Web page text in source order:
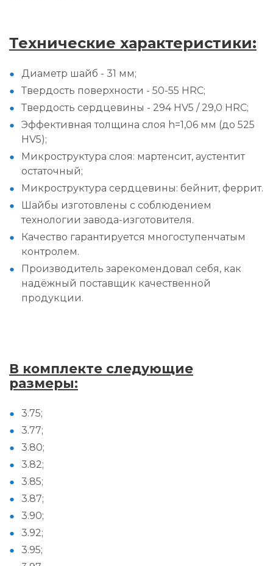
Технические характеристики:
Диаметр шайб - 31 мм;
Твердость поверхности - 50-55 HRC;
Твердость сердцевины - 294 HV5 / 29,0 HRC;
Эффективная толщина слоя h=1,06 мм (до 525
HV5);
Микроструктура слоя: мартенсит, аустентит
остаточный;
Микроструктура сердцевины: бейнит, феррит.
Шайбы изготовлены с соблюдением
технологии завода-изготовителя.
Качество гарантируется многоступенчатым
контролем.
Производитель зарекомендовал себя, как
надёжный поставщик качественной
продукции.
В комплекте следующие
размеры:
3.75;
3.77;
3.80;
3.82;
3.85;
3.87;
3.90;
3.92;
3.95;